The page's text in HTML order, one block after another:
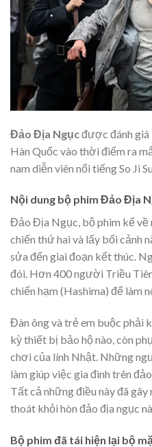
Đảo Địa Ngụcđược đánh giá
Hàn Quốc vào thời điểm ra
nam diễn viên nổi tiếng So Ji
Nội dung bộ phim Đảo Địa
Đảo Địa Ngục, bộ phim kể về
chiến thứ hai và lấy bối cảnh
sửa đến giai đoạn kết thúc.
đói. Hơn 400 người Triều
chiến hạm (Hashima) để làm
Đàn ông và trẻ em buộc phải
kỳ thiết bị bảo hộ nào, còn
chơi của lính Nhật. Những
làm giúp việc gia đình trên
Tất cả những điều này đã
thoát khỏi hòn đảo địa ngục
Bộ phim đã tái hiện lại bộ